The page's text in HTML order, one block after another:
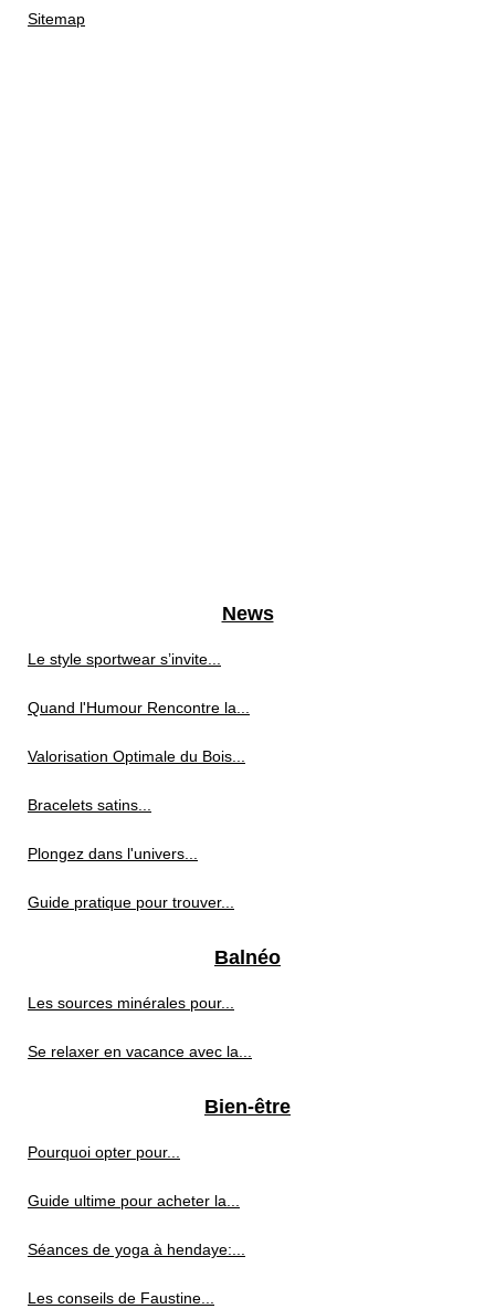
Sitemap
News
Le style sportwear s’invite...
Quand l'Humour Rencontre la...
Valorisation Optimale du Bois...
Bracelets satins...
Plongez dans l'univers...
Guide pratique pour trouver...
Balnéo
Les sources minérales pour...
Se relaxer en vacance avec la...
Bien-être
Pourquoi opter pour...
Guide ultime pour acheter la...
Séances de yoga à hendaye:...
Les conseils de Faustine...